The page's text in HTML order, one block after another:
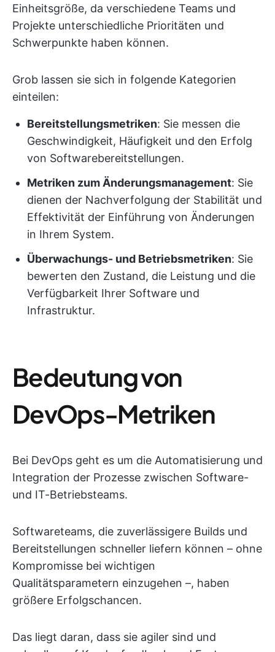
Einheitsgröße, da verschiedene Teams und
Projekte unterschiedliche Prioritäten und
Schwerpunkte haben können.
Grob lassen sie sich in folgende Kategorien
einteilen:
Bereitstellungsmetriken: Sie messen die
Geschwindigkeit, Häufigkeit und den Erfolg
von Softwarebereitstellungen.
Metriken zum Änderungsmanagement: Sie
dienen der Nachverfolgung der Stabilität und
Effektivität der Einführung von Änderungen
in Ihrem System.
Überwachungs- und Betriebsmetriken: Sie
bewerten den Zustand, die Leistung und die
Verfügbarkeit Ihrer Software und
Infrastruktur.
Bedeutung von
DevOps-Metriken
Bei DevOps geht es um die Automatisierung und
Integration der Prozesse zwischen Software-
und IT-Betriebsteams.
Softwareteams, die zuverlässigere Builds und
Bereitstellungen schneller liefern können – ohne
Kompromisse bei wichtigen
Qualitätsparametern einzugehen –, haben
größere Erfolgschancen.
Das liegt daran, dass sie agiler sind und